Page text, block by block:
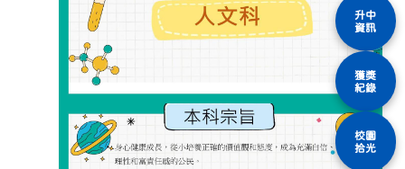
升中
資訊
獲獎
紀錄
校園
拾光